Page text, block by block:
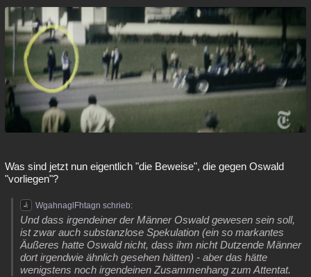
Was sind jetzt nun eigentlich "die Beweise", die gegen Oswald
"vorliegen"?
WgahnaglFhtagn schrieb:
Und dass irgendeiner der Männer Oswald gewesen sein soll,
ist zwar auch substanzlose Spekulation (ein so markantes
Äußeres hatte Oswald nicht, dass ihm nicht Dutzende Männer
dort irgendwie ähnlich gesehen hätten) - aber das hätte
wenigstens noch irgendeinen Zusammenhang zum Attentat.